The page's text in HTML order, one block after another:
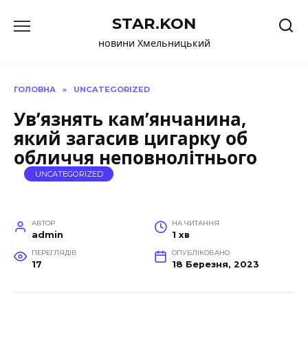
до
STAR.KON
новини Хмельницький
ГОЛОВНА » UNCATEGORIZED
Ув’язнять кам’янчанина,
який загасив цигарку об
обличчя неповнолітнього
UNCATEGORIZED
АВТОР
admin
НА ЧИТАННЯ
1 хв
ПЕРЕГЛЯДІВ
17
ОПУБЛІКОВАНО
18 Березня, 2023